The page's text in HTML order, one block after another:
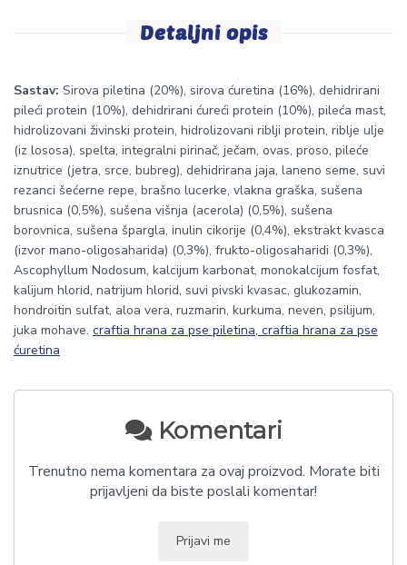
Detaljni opis
Sastav: Sirova piletina (20%), sirova ćuretina (16%), dehidrirani
pileći protein (10%), dehidrirani ćureći protein (10%), pileća mast,
hidrolizovani živinski protein, hidrolizovani riblji protein, riblje ulje
(iz lososa), spelta, integralni pirinač, ječam, ovas, proso, pileće
iznutrice (jetra, srce, bubreg), dehidrirana jaja, laneno seme, suvi
rezanci šećerne repe, brašno lucerke, vlakna graška, sušena
brusnica (0,5%), sušena višnja (acerola) (0,5%), sušena
borovnica, sušena špargla, inulin cikorije (0,4%), ekstrakt kvasca
(izvor mano-oligosaharida) (0,3%), frukto-oligosaharidi (0,3%),
Ascophyllum Nodosum, kalcijum karbonat, monokalcijum fosfat,
kalijum hlorid, natrijum hlorid, suvi pivski kvasac, glukozamin,
hondroitin sulfat, aloa vera, ruzmarin, kurkuma, neven, psilijum,
juka mohave. craftia hrana za pse piletina, craftia hrana za pse
ćuretina
Komentari
Trenutno nema komentara za ovaj proizvod. Morate biti
prijavljeni da biste poslali komentar!
Prijavi me